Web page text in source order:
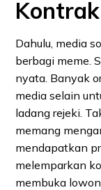
Kontrak
Dahulu, media
berbagi meme.
nyata. Banyak
media selain
ladang rejeki.
memang
mendapatkan
melemparkan
membuka